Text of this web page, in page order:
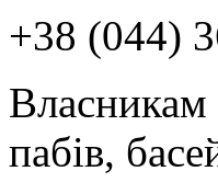
+38 (044)
Власникам
пабів,